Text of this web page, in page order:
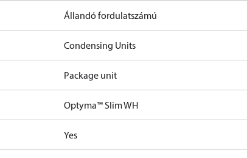
Állandó fordulatszámú
Condensing Units
Package unit
Optyma™ Slim WH
Yes